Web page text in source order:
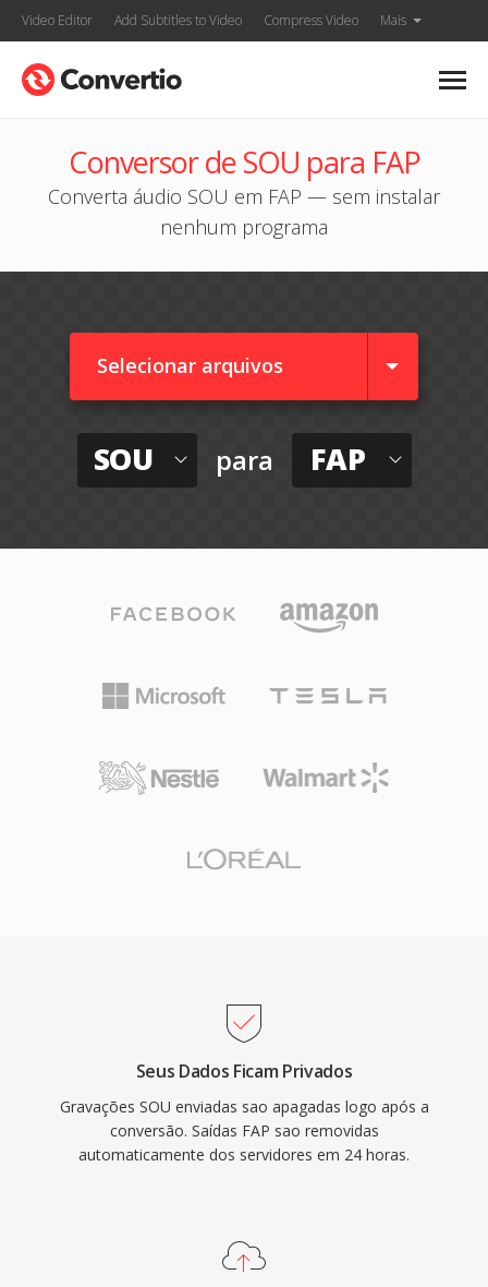
Video Editor Add Subtitles to Video Compress Video Mais
Conversor de SOU para FAP
Converta áudio SOU em FAP — sem instalar
nenhum programa
Selecionar arquivos
SOU para FAP
Seus Dados Ficam Privados
Gravações SOU enviadas sao apagadas logo após a
conversão. Saídas FAP sao removidas
automaticamente dos servidores em 24 horas.